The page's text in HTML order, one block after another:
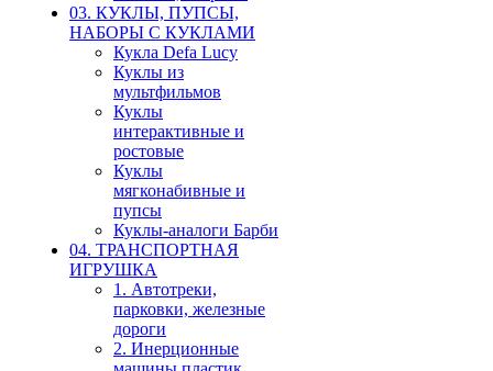
03. КУКЛЫ, ПУПСЫ,
НАБОРЫ С КУКЛАМИ
Кукла Defa Lucy
Куклы из
мультфильмов
Куклы
интерактивные и
ростовые
Куклы
мягконабивные и
пупсы
Куклы-аналоги Барби
04. ТРАНСПОРТНАЯ
ИГРУШКА
1. Автотреки,
парковки, железные
дороги
2. Инерционные